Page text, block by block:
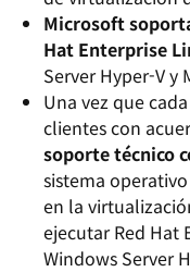
Microsoft
Hat Enterprise
Server Hyper-V y
Una vez que
clientes con
soporte técnico
sistema
en la
ejecutar Red Hat
Windows Server